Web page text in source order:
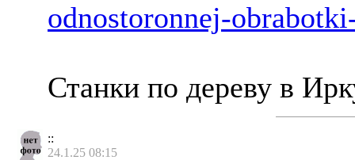
odnostoronnej-
Станки по дереву в
::
24.1.25 08:15